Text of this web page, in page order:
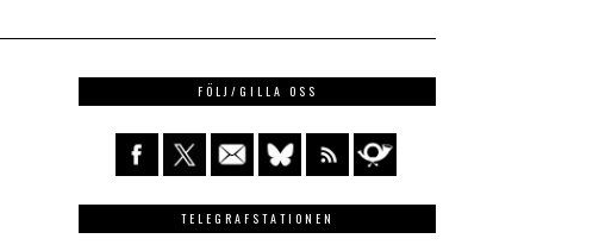
FÖLJ/GILLA OSS
TELEGRAFSTATIONEN